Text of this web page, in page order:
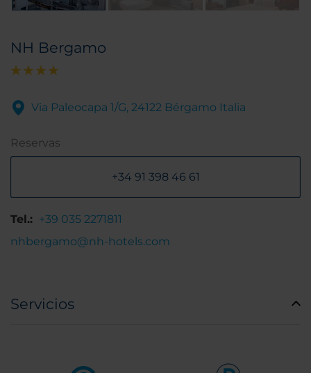
NH Bergamo
Via Paleocapa 1/G, 24122 Bérgamo Italia
Reservas
+34 91 398 46 61
Tel.: +39 035 2271811
nhbergamo@nh-hotels.com
Servicios